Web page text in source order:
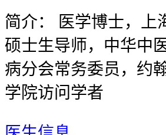
简介：
医学博士，上
硕士生导师，中华中
病分会常务委员，约
学院访问学者